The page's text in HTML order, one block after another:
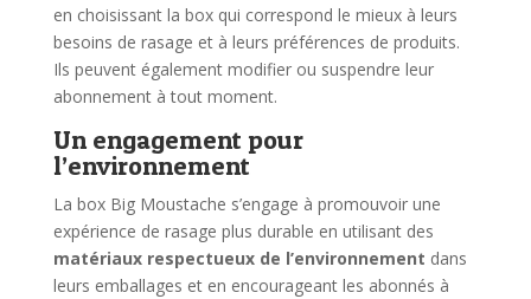
en choisissant la box qui correspond le mieux à leurs
besoins de rasage et à leurs préférences de produits.
Ils peuvent également modifier ou suspendre leur
abonnement à tout moment.
Un engagement pour
l’environnement
La box Big Moustache s’engage à promouvoir une
expérience de rasage plus durable en utilisant des
matériaux respectueux de l’environnement dans
leurs emballages et en encourageant les abonnés à